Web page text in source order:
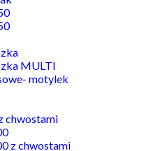
MULTI
motylek
chwostami
z chwostami